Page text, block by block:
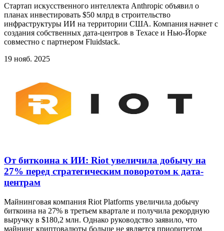
Стартап искусственного интеллекта Anthropic объявил о
планах инвестировать $50 млрд в строительство
инфраструктуры ИИ на территории США. Компания начнет с
создания собственных дата-центров в Техасе и Нью-Йорке
совместно с партнером Fluidstack.
19 нояб. 2025
От биткоина к ИИ: Riot увеличила добычу на
27% перед стратегическим поворотом к дата-
центрам
Майнинговая компания Riot Platforms увеличила добычу
биткоина на 27% в третьем квартале и получила рекордную
выручку в $180,2 млн. Однако руководство заявило, что
майнинг криптовалюты больше не является приоритетом